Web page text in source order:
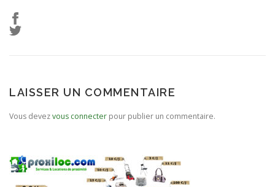
LAISSER UN COMMENTAIRE
Vous devezvous connecter pour publier un commentaire.